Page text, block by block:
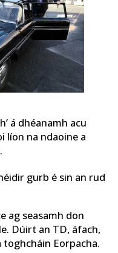
á dhéanamh acu
líon na ndaoine a
gurb é sin an rud
ag seasamh don
Dúirt an TD, áfach,
Eorpacha.